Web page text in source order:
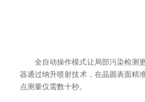
全自动操作模式让局部污染检测更
器通过纳升喷射技术，在晶圆表面精
点测量仅需数十秒。